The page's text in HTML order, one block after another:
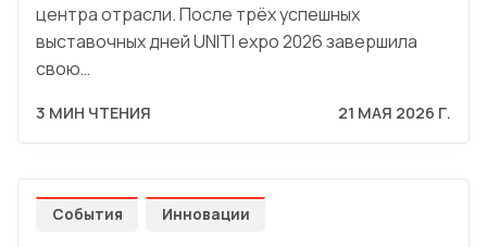
центра отрасли. После трёх успешных
выставочных дней UNITI expo 2026 завершила
свою…
3 МИН ЧТЕНИЯ 21 МАЯ 2026 Г.
События Инновации